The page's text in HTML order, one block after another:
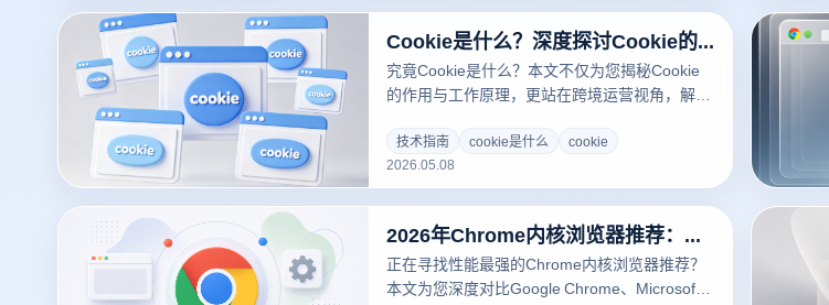
Cookie是什么？深度探讨Cookie的作用与指纹浏览器多账号防关联实战
究竟Cookie是什么？本文不仅为您揭秘Cookie
的作用与工作原理，更站在跨境运营视角，解析
览器的隔离技术，为您提供2026年最新的
Cookie管理与多账号防关联方案，助您规避封号
风险，实现高效出海。
技术指南 cookie是什么
cookie
2026.05.08
2026年Chrome内核浏览器推荐：从性能到跨境防关联的深度选购指南
正在寻找性能最强的Chrome内核浏览器推荐？
本文为您深度对比Google Chrome、Microsoft